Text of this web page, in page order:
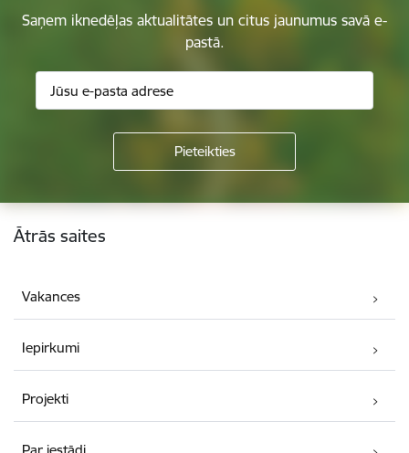
Saņem iknedēļas aktualitātes un citus jaunumus savā e-
pastā.
Kājene
Ātrās saites
Vakances
Iepirkumi
Projekti